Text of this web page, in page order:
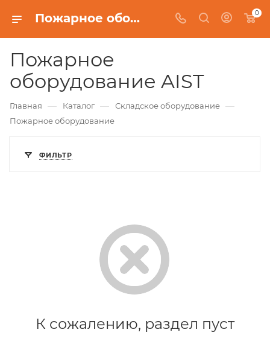
Пожарное оборудование AIST 0
Пожарное
оборудование AIST
Главная — Каталог — Складское оборудование —
Пожарное оборудование
ФИЛЬТР
К сожалению, раздел пуст